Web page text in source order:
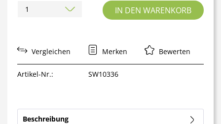
IN DEN WARENKORB
Vergleichen Merken Bewerten
Artikel-Nr.: SW10336
Beschreibung